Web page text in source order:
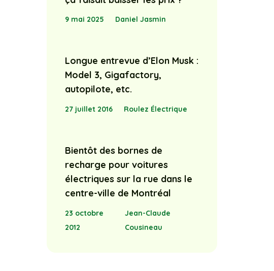
9 mai 2025 Daniel Jasmin
Longue entrevue d’Elon Musk :
Model 3, Gigafactory,
autopilote, etc.
27 juillet 2016 Roulez Électrique
Bientôt des bornes de
recharge pour voitures
électriques sur la rue dans le
centre-ville de Montréal
23 octobre
2012
Jean-Claude
Cousineau